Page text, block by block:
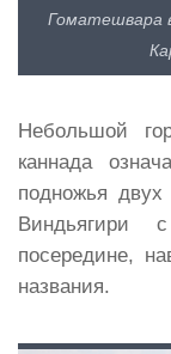
Гоматешвара
Небольшой
каннада
подножья
Виндьягири
посередине,
названия.